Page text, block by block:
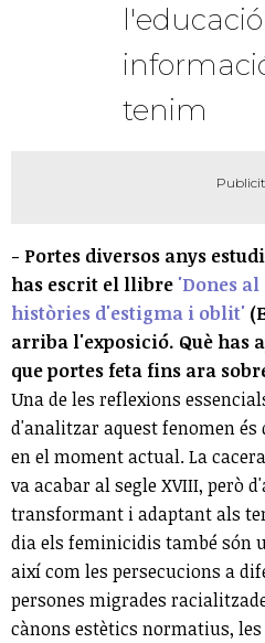
tenim
- Portes diversos anys
has escrit el llibre 'Dones
històries d'estigma i oblit'
arriba l'exposició. Què has
que portes feta fins ara
Una de les reflexions
d'analitzar aquest fenomen és
en el moment actual. La
va acabar al segle XVIII, però
transformant i adaptant als
dia els feminicidis també són
així com les persecucions a
persones migrades
cànons estètics normatius,